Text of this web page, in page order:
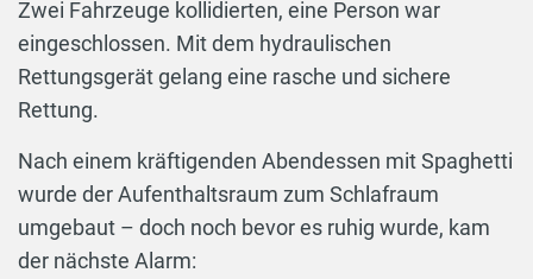
Zwei Fahrzeuge kollidierten, eine Person war
eingeschlossen. Mit dem hydraulischen
Rettungsgerät gelang eine rasche und sichere
Rettung.
Nach einem kräftigenden Abendessen mit Spaghetti
wurde der Aufenthaltsraum zum Schlafraum
umgebaut – doch noch bevor es ruhig wurde, kam
der nächste Alarm: